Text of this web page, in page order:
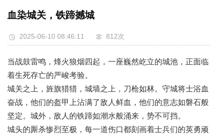
血染城关，铁蹄撼城
2025-06-10 08:46:11 812次
当战鼓雷鸣，烽火狼烟四起，一座巍然屹立的城池，正面临
着生死存亡的严峻考验。
城关之上，旌旗猎猎，城墙之上，刀枪如林。守城将士浴血
奋战，他们的盔甲上沾满了敌人鲜血，他们的意志如磐石般
坚定。城外，敌人的铁蹄如潮水般涌来，势不可挡。
城头的厮杀惨烈至极，每一道伤口都刻画着士兵们的英勇顽